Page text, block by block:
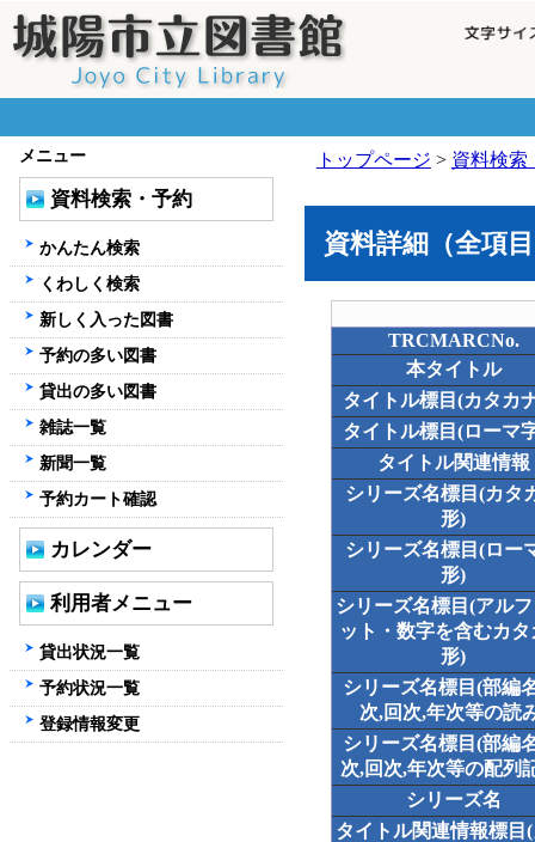
トップページ > 資料検索
資料詳細（全項
TRCMARCNo.
本タイトル
タイトル標目(カタカ
タイトル標目(ローマ
タイトル関連情報
シリーズ名標目(カタ
形)
シリーズ名標目(ロー
形)
シリーズ名標目(アル
ット・数字を含むカタ
形)
シリーズ名標目(部編
次,回次,年次等の読
シリーズ名標目(部編
次,回次,年次等の配列
シリーズ名
タイトル関連情報標目
メニュー
資料検索・予約
かんたん検索
くわしく検索
新しく入った図書
予約の多い図書
貸出の多い図書
雑誌一覧
新聞一覧
予約カート確認
カレンダー
利用者メニュー
貸出状況一覧
予約状況一覧
登録情報変更